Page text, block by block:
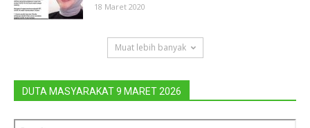
18 Maret 2020
Muat lebih banyak
DUTA MASYARAKAT 9 MARET 2026